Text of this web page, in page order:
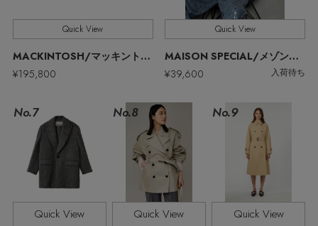
ボストンバッグ
スーツケース
グローブ
レッグウェア
ポーチ
チャーム・ストラップ
その他(傘・ハンカチ・時計など)
アンクレット
チャーム
水着・スイムウェア
NEW IN BRAND
BRAND NEWS
HOT STYLE
EDITOR'S CLOSET
Quick View
MACKINTOSH/マッキントッシュ
¥195,800
Quick View
MAISON SPECIAL/メゾンスペシャル
¥39,600
入荷待ち
No.7
Quick View
No.8
Quick View
No.9
Quick View